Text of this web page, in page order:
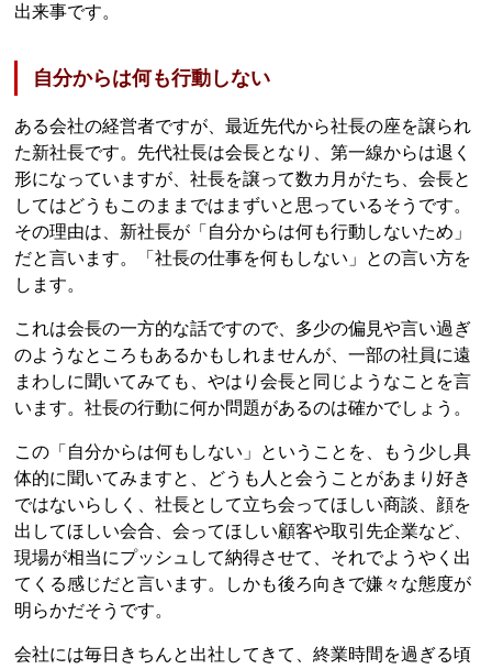
出来事です。
自分からは何も行動しない
ある会社の経営者ですが、最近先代から社長の座を譲られ
た新社長です。先代社長は会長となり、第一線からは退く
形になっていますが、社長を譲って数カ月がたち、会長と
してはどうもこのままではまずいと思っているそうです。
その理由は、新社長が「自分からは何も行動しないため」
だと言います。「社長の仕事を何もしない」との言い方を
します。
これは会長の一方的な話ですので、多少の偏見や言い過ぎ
のようなところもあるかもしれませんが、一部の社員に遠
まわしに聞いてみても、やはり会長と同じようなことを言
います。社長の行動に何か問題があるのは確かでしょう。
この「自分からは何もしない」ということを、もう少し具
体的に聞いてみますと、どうも人と会うことがあまり好き
ではないらしく、社長として立ち会ってほしい商談、顔を
出してほしい会合、会ってほしい顧客や取引先企業など、
現場が相当にプッシュして納得させて、それでようやく出
てくる感じだと言います。しかも後ろ向きで嫌々な態度が
明らかだそうです。
会社には毎日きちんと出社してきて、終業時間を過ぎる頃